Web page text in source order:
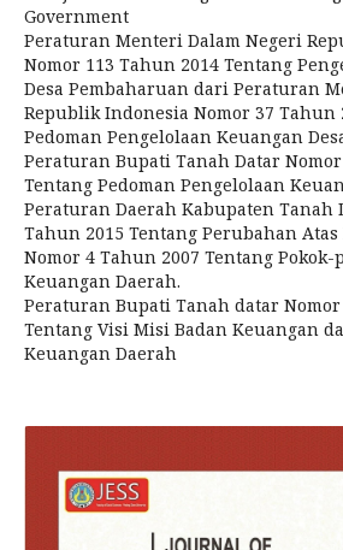
Government
Peraturan Menteri Dalam Negeri
Nomor 113 Tahun 2014 Tentang
Desa Pembaharuan dari Peraturan
Republik Indonesia Nomor 37 Tahun
Pedoman Pengelolaan Keuangan
Peraturan Bupati Tanah Datar
Tentang Pedoman Pengelolaan
Peraturan Daerah Kabupaten Tanah
Tahun 2015 Tentang Perubahan
Nomor 4 Tahun 2007 Tentang Pokok-
Keuangan Daerah.
Peraturan Bupati Tanah datar Nomor
Tentang Visi Misi Badan Keuangan
Keuangan Daerah